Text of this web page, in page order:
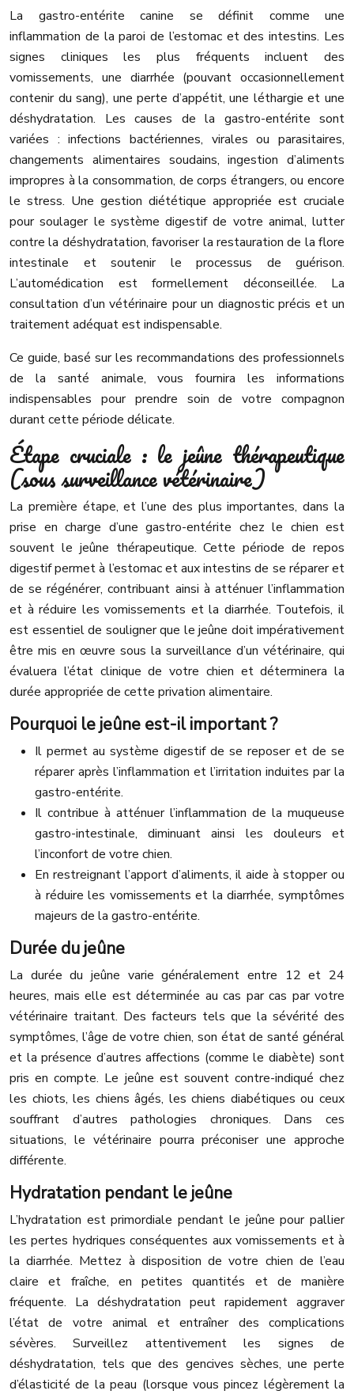
La gastro-entérite canine se définit comme une
inflammation de la paroi de l’estomac et des intestins. Les
signes cliniques les plus fréquents incluent des
vomissements, une diarrhée (pouvant occasionnellement
contenir du sang), une perte d’appétit, une léthargie et une
déshydratation. Les causes de la gastro-entérite sont
variées : infections bactériennes, virales ou parasitaires,
changements alimentaires soudains, ingestion d’aliments
impropres à la consommation, de corps étrangers, ou encore
le stress. Une gestion diététique appropriée est cruciale
pour soulager le système digestif de votre animal, lutter
contre la déshydratation, favoriser la restauration de la flore
intestinale et soutenir le processus de guérison.
L’automédication est formellement déconseillée. La
consultation d’un vétérinaire pour un diagnostic précis et un
traitement adéquat est indispensable.
Ce guide, basé sur les recommandations des professionnels
de la santé animale, vous fournira les informations
indispensables pour prendre soin de votre compagnon
durant cette période délicate.
Étape cruciale : le jeûne thérapeutique
(sous surveillance vétérinaire)
La première étape, et l’une des plus importantes, dans la
prise en charge d’une gastro-entérite chez le chien est
souvent le jeûne thérapeutique. Cette période de repos
digestif permet à l’estomac et aux intestins de se réparer et
de se régénérer, contribuant ainsi à atténuer l’inflammation
et à réduire les vomissements et la diarrhée. Toutefois, il
est essentiel de souligner que le jeûne doit impérativement
être mis en œuvre sous la surveillance d’un vétérinaire, qui
évaluera l’état clinique de votre chien et déterminera la
durée appropriée de cette privation alimentaire.
Pourquoi le jeûne est-il important ?
Il permet au système digestif de se reposer et de se
réparer après l’inflammation et l’irritation induites par la
gastro-entérite.
Il contribue à atténuer l’inflammation de la muqueuse
gastro-intestinale, diminuant ainsi les douleurs et
l’inconfort de votre chien.
En restreignant l’apport d’aliments, il aide à stopper ou
à réduire les vomissements et la diarrhée, symptômes
majeurs de la gastro-entérite.
Durée du jeûne
La durée du jeûne varie généralement entre 12 et 24
heures, mais elle est déterminée au cas par cas par votre
vétérinaire traitant. Des facteurs tels que la sévérité des
symptômes, l’âge de votre chien, son état de santé général
et la présence d’autres affections (comme le diabète) sont
pris en compte. Le jeûne est souvent contre-indiqué chez
les chiots, les chiens âgés, les chiens diabétiques ou ceux
souffrant d’autres pathologies chroniques. Dans ces
situations, le vétérinaire pourra préconiser une approche
différente.
Hydratation pendant le jeûne
L’hydratation est primordiale pendant le jeûne pour pallier
les pertes hydriques conséquentes aux vomissements et à
la diarrhée. Mettez à disposition de votre chien de l’eau
claire et fraîche, en petites quantités et de manière
fréquente. La déshydratation peut rapidement aggraver
l’état de votre animal et entraîner des complications
sévères. Surveillez attentivement les signes de
déshydratation, tels que des gencives sèches, une perte
d’élasticité de la peau (lorsque vous pincez légèrement la